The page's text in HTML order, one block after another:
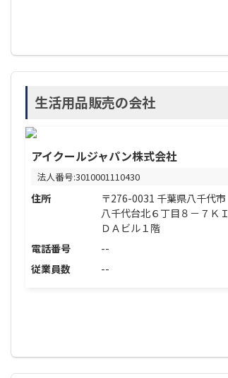
生活用品販売の会社
アイクールジャパン株式会社
法人番号:3010001110430
住所
〒276-0031 千葉県八千代市
八千代台北６丁目８－７ＫＩ
ＤＡビル１階
電話番号
--
従業員数
--